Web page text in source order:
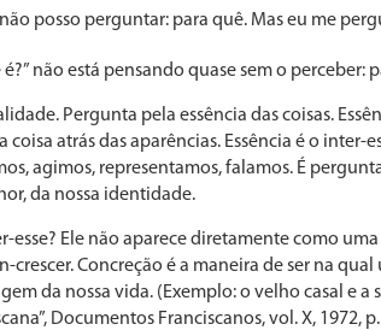
posso pergun­tar: para quê. Mas eu me
não está pensando quase sem o perceber:
Per­gunta pela essência das coisas.
atrás das aparências. Essência é o inter-
agimos, representamos, falamos. É
da nossa identidade.
Ele não aparece diretamente como
cres­cer. Concreção é a maneira de ser na
da nossa vida. (Exemplo: o velho casal e a
Documentos Franciscanos, vol. X, 1972,